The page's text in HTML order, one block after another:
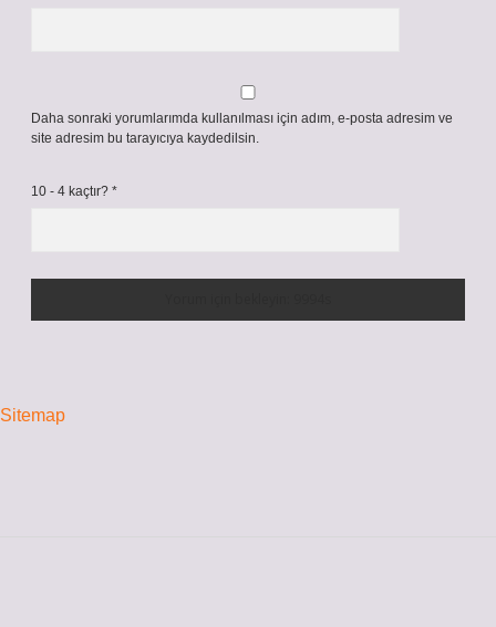
Daha sonraki yorumlarımda kullanılması için adım, e-posta adresim ve
site adresim bu tarayıcıya kaydedilsin.
10 - 4 kaçtır? *
Sitemap